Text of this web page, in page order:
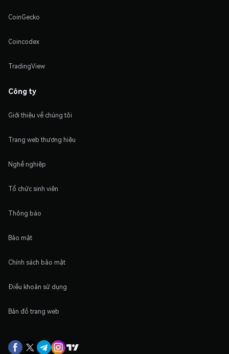
CoinGecko
Coincodex
TradingView
Công ty
Giới thiệu về chúng tôi
Trang web thương hiệu
Nghề nghiệp
Tổ chức sinh viên
Thông báo
Bảo mật
Chính sách bảo mật
Điều khoản sử dụng
Bản đồ trang web